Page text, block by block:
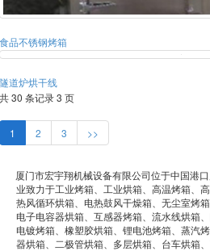
食品不锈钢烤箱
隧道炉烘干线
共 30 条记录 3 页
1 2 3 >>
厦门市宏宇翔机械设备有限公司位于中国港
业致力于工业烤箱、工业烘箱、高温烤箱、
热风循环烘箱、电热鼓风干燥箱、无尘室烤
电子电容器烘箱、互感器烤箱、流水线烘箱
电镀烤箱、橡塑胶烘箱、锂电池烤箱、蒸汽
器烘箱、二极管烘箱、多层烘箱、台车烘箱